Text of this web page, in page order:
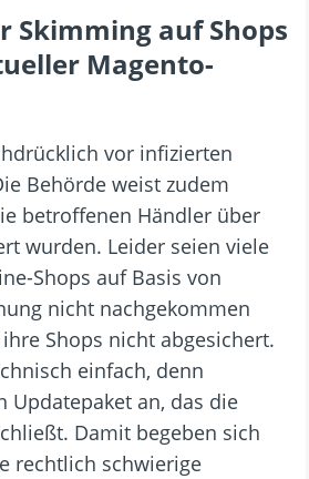
Skimming auf Shops
Magento-
vor infizierten
Behörde weist zudem
betroffenen Händler über
wurden. Leider seien viele
Shops auf Basis von
nicht nachgekommen
Shops nicht abgesichert.
einfach, denn
Updatepaket an, das die
Damit begeben sich
rechtlich schwierige